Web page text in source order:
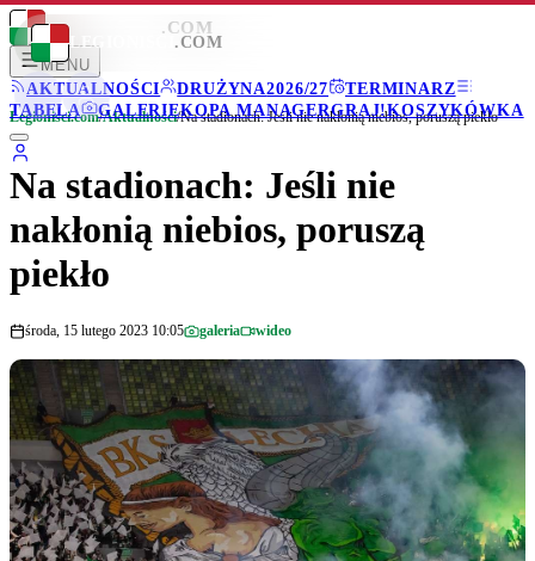
LEGIONISCI .COM
MENU
AKTUALNOŚCI
DRUŻYNA2026/27
TERMINARZ
TABELA
GALERIEKOPA MANAGERGRAJ!KOSZYKÓWKA
LEGIONISCI .COM
Legionisci.com/Aktualności/Na stadionach: Jeśli nie nakłonią niebios, poruszą piekło
Na stadionach: Jeśli nie
nakłonią niebios, poruszą
piekło
środa, 15 lutego 2023 10:05 galeria wideo